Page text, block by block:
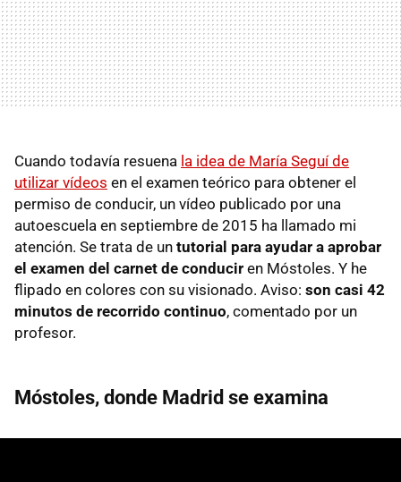
Cuando todavía resuena la idea de María Seguí de
utilizar vídeos en el examen teórico para obtener el
permiso de conducir, un vídeo publicado por una
autoescuela en septiembre de 2015 ha llamado mi
atención. Se trata de un tutorial para ayudar a aprobar
el examen del carnet de conducir en Móstoles. Y he
flipado en colores con su visionado. Aviso: son casi 42
minutos de recorrido continuo, comentado por un
profesor.
Móstoles, donde Madrid se examina